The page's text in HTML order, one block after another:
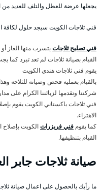
يجعلها عرضة للعطل والتلف للعديد من
فني ثلاجات الكويت سيجد حلول لكافة
فني تصليح ثلاجاتيتسرب منها الغاز أو
القيام بصيانة ثلاجات لم تعد تبرد
يقوم فني ثلاجات هندي الكويت
بالقيام بعملية فحص وصيانة للثلاجة
شركتنا وتقدمها لزبائننا الكرام على
فني ثلاجات باكستاني الكويت يقوم
الاهتراء.
كما يقوم فني فريزراتالكويت بإصلاح
القيام بتنظيفها.
صيانة ثلاجات جابر
ما رأيك بالحصول على اعمال صيانة